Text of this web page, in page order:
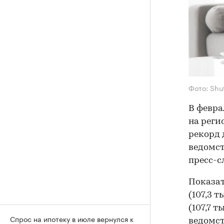
Фото:
В
на
рекорд
пресс-
(107,3
(107,7
Спрос на ипотеку в июле вернулся к